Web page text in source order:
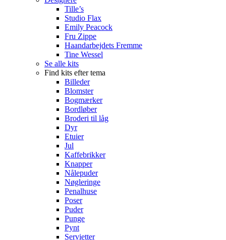
Tille’s
Studio Flax
Emily Peacock
Fru Zippe
Haandarbejdets Fremme
Tine Wessel
Se alle kits
Find kits efter tema
Billeder
Blomster
Bogmærker
Bordløber
Broderi til låg
Dyr
Etuier
Jul
Kaffebrikker
Knapper
Nålepuder
Nøgleringe
Penalhuse
Poser
Puder
Punge
Pynt
Servietter